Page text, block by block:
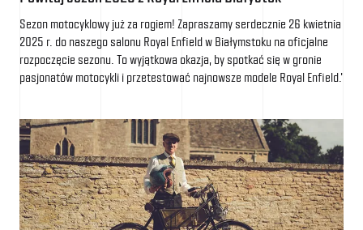
Sezon motocyklowy już za rogiem! Zapraszamy serdecznie 26 kwietnia
2025 r. do naszego salonu Royal Enfield w Białymstoku na oficjalne
rozpoczęcie sezonu. To wyjątkowa okazja, by spotkać się w gronie
pasjonatów motocykli i przetestować najnowsze modele Royal Enfield.'